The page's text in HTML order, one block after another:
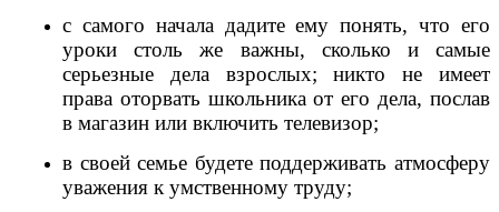
с самого начала дадите ему понять, что его
уроки столь же важны, сколько и самые
серьезные дела взрослых; никто не имеет
права оторвать школьника от его дела, послав
в магазин или включить телевизор;
в своей семье будете поддерживать атмосферу
уважения к умственному труду;